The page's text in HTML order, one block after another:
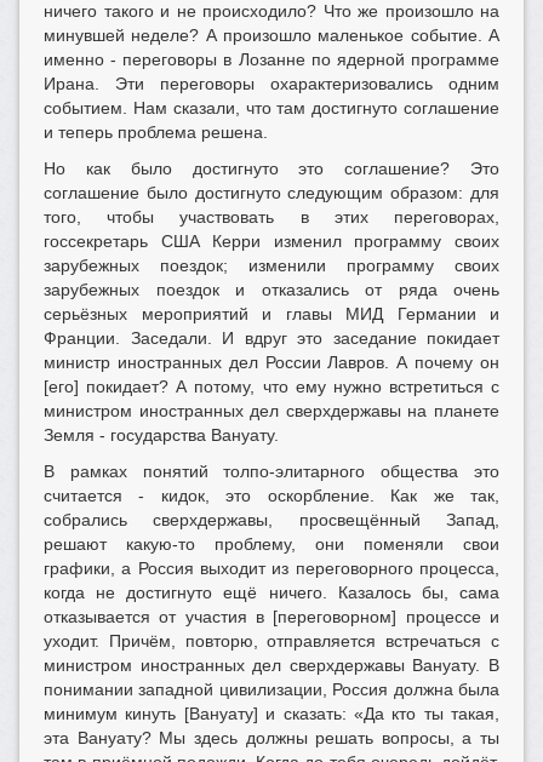
ничего такого и не происходило? Что же произошло на
минувшей неделе? А произошло маленькое событие. А
именно - переговоры в Лозанне по ядерной программе
Ирана. Эти переговоры охарактеризовались одним
событием. Нам сказали, что там достигнуто соглашение
и теперь проблема решена.
Но как было достигнуто это соглашение? Это
соглашение было достигнуто следующим образом: для
того, чтобы участвовать в этих переговорах,
госсекретарь США Керри изменил программу своих
зарубежных поездок; изменили программу своих
зарубежных поездок и отказались от ряда очень
серьёзных мероприятий и главы МИД Германии и
Франции. Заседали. И вдруг это заседание покидает
министр иностранных дел России Лавров. А почему он
[его] покидает? А потому, что ему нужно встретиться с
министром иностранных дел сверхдержавы на планете
Земля - государства Вануату.
В рамках понятий толпо-элитарного общества это
считается - кидок, это оскорбление. Как же так,
собрались сверхдержавы, просвещённый Запад,
решают какую-то проблему, они поменяли свои
графики, а Россия выходит из переговорного процесса,
когда не достигнуто ещё ничего. Казалось бы, сама
отказывается от участия в [переговорном] процессе и
уходит. Причём, повторю, отправляется встречаться с
министром иностранных дел сверхдержавы Вануату. В
понимании западной цивилизации, Россия должна была
минимум кинуть [Вануату] и сказать: «Да кто ты такая,
эта Вануату? Мы здесь должны решать вопросы, а ты